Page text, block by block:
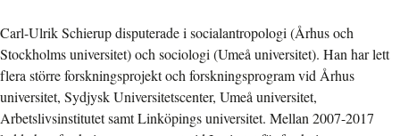
Carl-Ulrik Schierup disputerade i socialantropologi (Århus och
Stockholms universitet) och sociologi (Umeå universitet). Han har lett
flera större forskningsprojekt och forskningsprogram vid Århus
universitet, Sydjysk Universitetscenter, Umeå universitet,
Arbetslivsinstitutet samt Linköpings universitet. Mellan 2007-2017